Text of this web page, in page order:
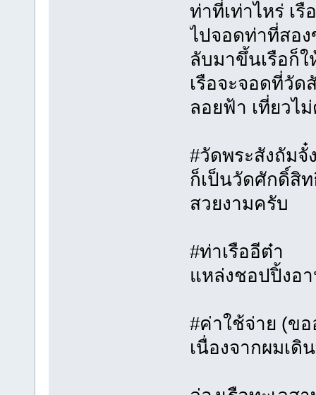
ท่าที่เท่าไหร่ เ
ไปจอดท่าที่สอ
ลับมาขึ้นเรือก็ใ
เรือจะจอดที่วัด
ลอยฟ้า เที่ยวไ
#วัดพระสังถัมจั๋
ก็เป็นวัดศักดิ์สิ
สวยงามครับ
#ท่าเรืออีต๋า
แหล่งชอปปิ้งอ
#ค่าใช้จ่าย (ขอ
เนื่องจากผมเดิ